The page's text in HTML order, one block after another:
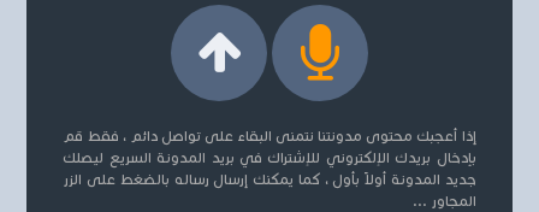
إذا أعجبك محتوى مدونتنا نتمنى البقاء على تواصل دائم ، فقط قم
بإدخال بريدك الإلكتروني للإشتراك في بريد المدونة السريع ليصلك
جديد المدونة أولاً بأول ، كما يمكنك إرسال رساله بالضغط على الزر
المجاور ...